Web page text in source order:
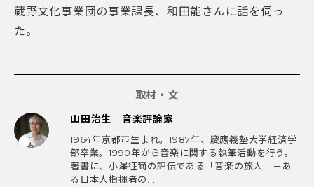
蔵野文化事業団の事業課長、和田能さんに話を伺っ
た。
取材・文
山田治生 音楽評論家
1964年京都市生まれ。1987年、慶應義塾大学経済学
部卒業。1990年から音楽に関する執筆活動を行う。
著書に、小澤征爾の評伝である「音楽の旅人 －あ
る日本人指揮者の...